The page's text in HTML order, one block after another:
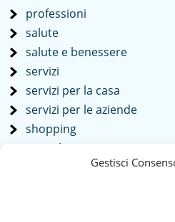
Gestisci
professioni
salute
salute e benessere
servizi
servizi per la casa
servizi per le aziende
shopping
società